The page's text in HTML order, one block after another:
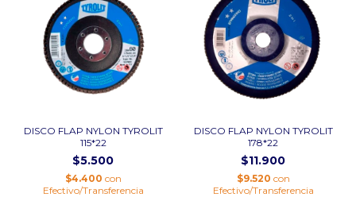
DISCO FLAP NYLON TYROLIT
115*22
$5.500
$4.400 con
Efectivo/Transferencia
DISCO FLAP NYLON TYROLIT
178*22
$11.900
$9.520 con
Efectivo/Transferencia